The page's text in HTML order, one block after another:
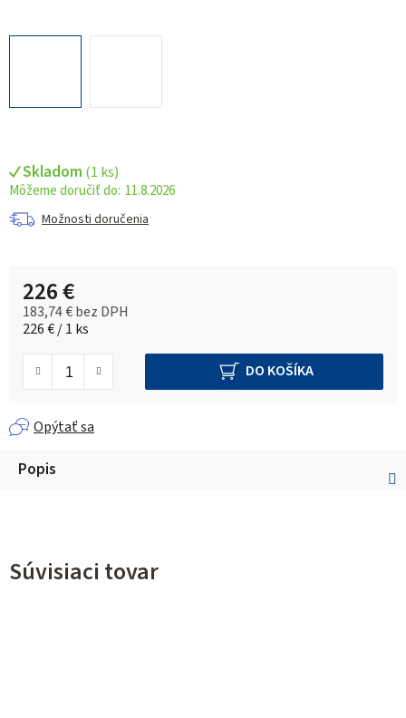
Skladom (1 ks)
11.8.2026
Možnosti doručenia
226 €
183,74 € bez DPH
Jednotková cena:
226 € / 1 ks
DO KOŠÍKA
Opýtať sa
Popis
Súvisiaci tovar